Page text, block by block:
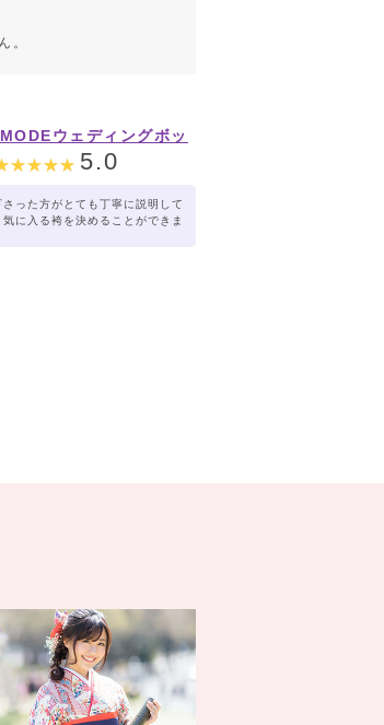
。
ウェディングボッ
ンタウン黒崎店
5.0
った方がとても丁寧に説明して
気に入る袴を決めることができま